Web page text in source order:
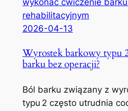
2026-04-13
Wyrostek barkowy typu
barku bez operacji?
Ból barku związany z
typu 2 często utrudnia